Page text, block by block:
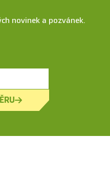
novinek a pozvánek.